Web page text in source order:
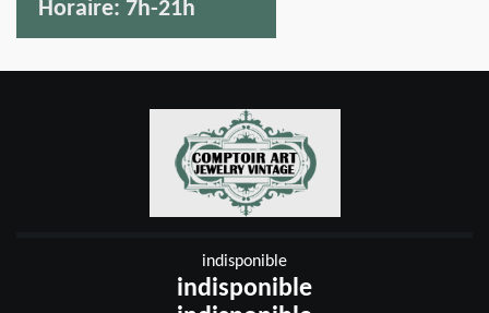
Horaire: 7h-21h
indisponible
indisponible